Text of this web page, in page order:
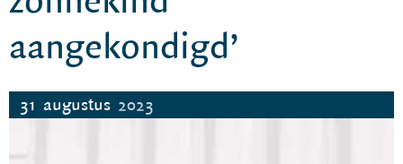
aangekondigd’
31 augustus 2023